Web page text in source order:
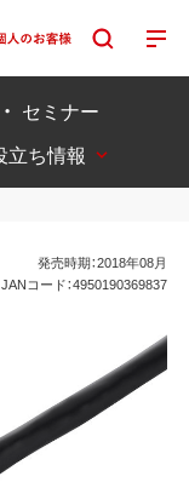
セミナー
立ち情報
発売時期：2018年08月
JANコード：4950190369837